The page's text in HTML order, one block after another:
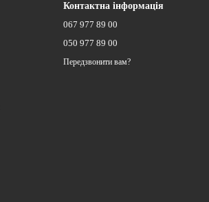
Контактна інформація
067 977 89 00
050 977 89 00
Передзвонити вам?